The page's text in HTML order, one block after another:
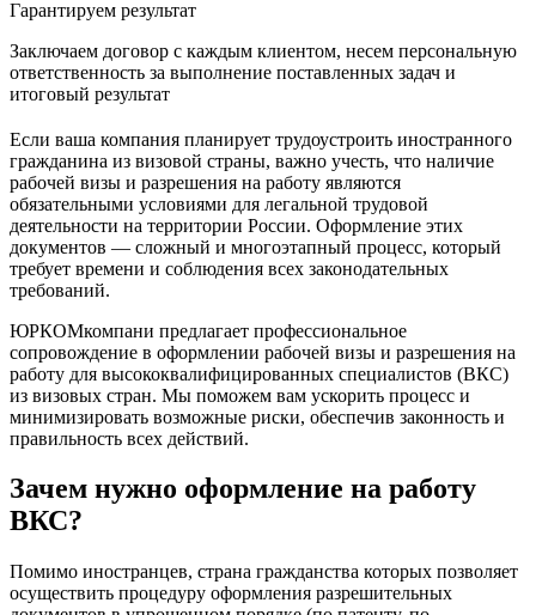
Гарантируем результат
Заключаем договор с каждым клиентом, несем персональную
ответственность за выполнение поставленных задач и
итоговый результат
Если ваша компания планирует трудоустроить иностранного
гражданина из визовой страны, важно учесть, что наличие
рабочей визы и разрешения на работу являются
обязательными условиями для легальной трудовой
деятельности на территории России. Оформление этих
документов — сложный и многоэтапный процесс, который
требует времени и соблюдения всех законодательных
требований.
ЮРКОМкомпани предлагает профессиональное
сопровождение в оформлении рабочей визы и разрешения на
работу для высококвалифицированных специалистов (ВКС)
из визовых стран. Мы поможем вам ускорить процесс и
минимизировать возможные риски, обеспечив законность и
правильность всех действий.
Зачем нужно оформление на работу
ВКС?
Помимо иностранцев, страна гражданства которых позволяет
осуществить процедуру оформления разрешительных